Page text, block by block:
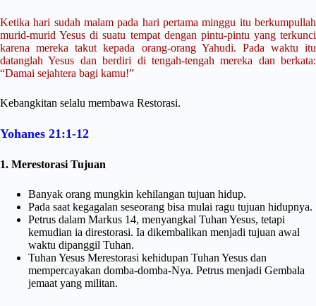
Ketika hari sudah malam pada hari pertama minggu itu berkumpullah
murid-murid Yesus di suatu tempat dengan pintu-pintu yang terkunci
karena mereka takut kepada orang-orang Yahudi. Pada waktu itu
datanglah Yesus dan berdiri di tengah-tengah mereka dan berkata:
“Damai sejahtera bagi kamu!”
Kebangkitan selalu membawa Restorasi.
Yohanes 21:1-12
1. Merestorasi Tujuan
Banyak orang mungkin kehilangan tujuan hidup.
Pada saat kegagalan seseorang bisa mulai ragu tujuan hidupnya.
Petrus dalam Markus 14, menyangkal Tuhan Yesus, tetapi
kemudian ia direstorasi. Ia dikembalikan menjadi tujuan awal
waktu dipanggil Tuhan.
Tuhan Yesus Merestorasi kehidupan Tuhan Yesus dan
mempercayakan domba-domba-Nya. Petrus menjadi Gembala
jemaat yang militan.